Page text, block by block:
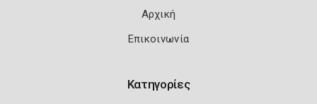
Αρχική
Επικοινωνία
Κατηγορίες